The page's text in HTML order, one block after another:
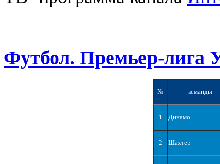
Футбол. Премьер-лига
№ команды
1 Динамо
2 Шахтер